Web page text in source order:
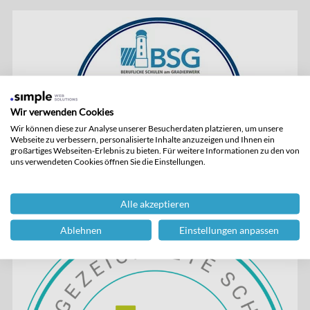
Wir verwenden Cookies
Wir können diese zur Analyse unserer Besucherdaten platzieren, um unsere
Webseite zu verbessern, personalisierte Inhalte anzuzeigen und Ihnen ein
großartiges Webseiten-Erlebnis zu bieten. Für weitere Informationen zu den von
uns verwendeten Cookies öffnen Sie die Einstellungen.
Alle akzeptieren
Ablehnen Einstellungen anpassen